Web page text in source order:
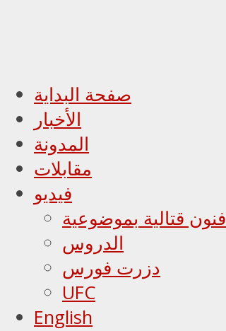
صفحة البداية
الأخبار
المدونة
مقابلات
فيديو
فنون قتالية بموضوعية
الدروس
دزرت فورس
UFC
English